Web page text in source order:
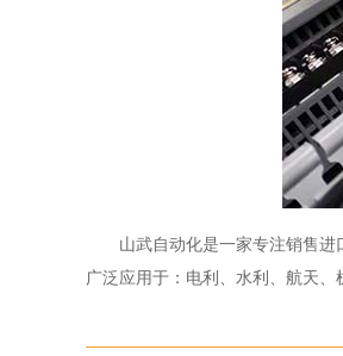
山武自动化是一家专注销售
广泛应用于：电利、水利、航天